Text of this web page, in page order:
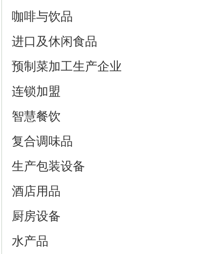
咖啡与饮品
进口及休闲食品
预制菜加工生产企业
连锁加盟
智慧餐饮
复合调味品
生产包装设备
酒店用品
厨房设备
水产品